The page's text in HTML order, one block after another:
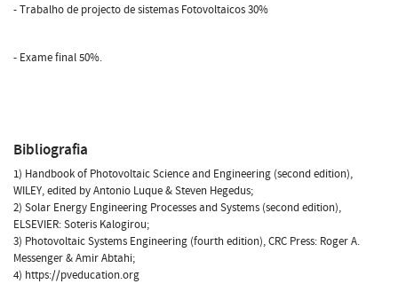
- Trabalho de projecto de sistemas Fotovoltaicos 30%
- Exame final 50%.
Bibliografia
1) Handbook of Photovoltaic Science and Engineering (second edition),
WILEY, edited by Antonio Luque & Steven Hegedus;
2) Solar Energy Engineering Processes and Systems (second edition),
ELSEVIER: Soteris Kalogirou;
3) Photovoltaic Systems Engineering (fourth edition), CRC Press: Roger A.
Messenger & Amir Abtahi;
4) https://pveducation.org